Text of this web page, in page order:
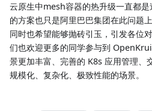
云原生中mesh容器的热升级一直都
的方案也只是阿里巴巴集团在此问题
同时也希望能够抛砖引玉，引发各位
们也欢迎更多的同学参与到
景更加丰富、完善的 K8s 应用管理、
规模化、复杂化、极致性能的场景。